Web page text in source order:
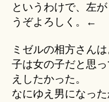
というわけで、左
うぞよろしく。←
ミゼルの相方さん
子は女の子だと思
えしたかった。
なにゆえ男になっ